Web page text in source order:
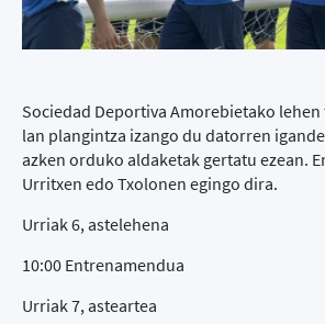
Sociedad Deportiva Amorebietako
lan plangintza izango du datorren
azken orduko aldaketak gertatu ezean.
Urritxen edo Txolonen egingo dira.
Urriak 6, astelehena
10:00 Entrenamendua
Urriak 7, asteartea